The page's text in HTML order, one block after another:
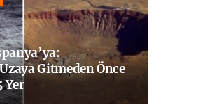
Gitmeden Önce
Yer